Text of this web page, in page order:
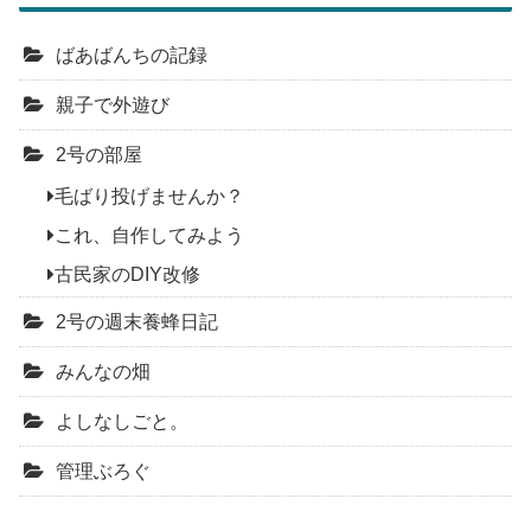
ばあばんちの記録
親子で外遊び
2号の部屋
毛ばり投げませんか？
これ、自作してみよう
古民家のDIY改修
2号の週末養蜂日記
みんなの畑
よしなしごと。
管理ぶろぐ